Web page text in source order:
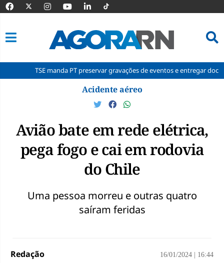
TSE manda PT preservar gravações de eventos e entregar documentos
Acidente aéreo
Avião bate em rede elétrica,
pega fogo e cai em rodovia
do Chile
Uma pessoa morreu e outras quatro
saíram feridas
Redação 16/01/2024 16:44